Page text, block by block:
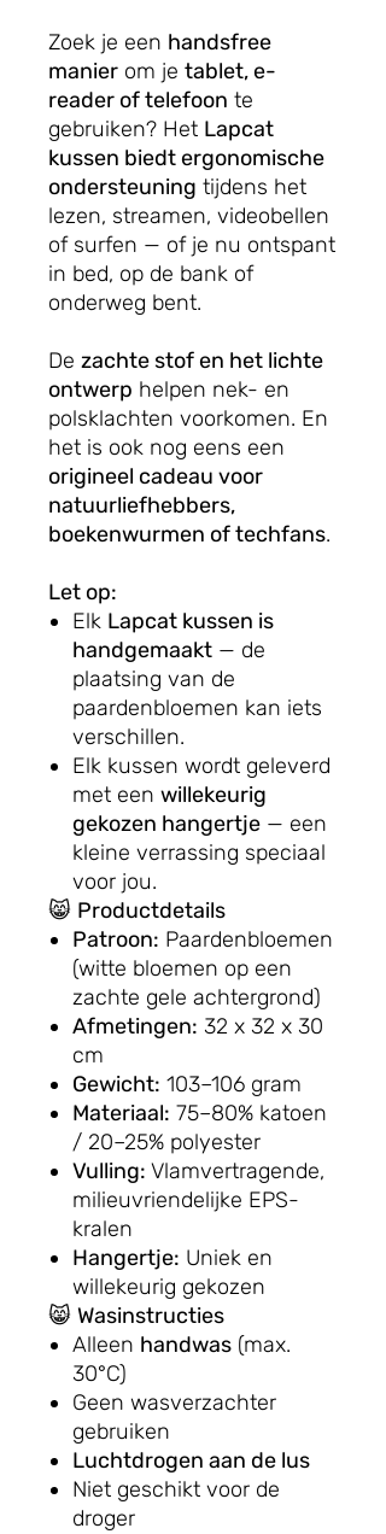
Zoek je een handsfree
manier om je tablet, e-
reader of telefoon te
gebruiken? Het Lapcat
kussen biedt ergonomische
ondersteuning tijdens het
lezen, streamen, videobellen
of surfen — of je nu ontspant
in bed, op de bank of
onderweg bent.
De zachte stof en het lichte
ontwerp helpen nek- en
polsklachten voorkomen. En
het is ook nog eens een
origineel cadeau voor
natuurliefhebbers,
boekenwurmen of techfans.
Let op:
Elk Lapcat kussen is
handgemaakt — de
plaatsing van de
paardenbloemen kan iets
verschillen.
Elk kussen wordt geleverd
met een willekeurig
gekozen hangertje — een
kleine verrassing speciaal
voor jou.
😸 Productdetails
Patroon: Paardenbloemen
(witte bloemen op een
zachte gele achtergrond)
Afmetingen: 32 x 32 x 30
cm
Gewicht: 103–106 gram
Materiaal: 75–80% katoen
/ 20–25% polyester
Vulling: Vlamvertragende,
milieuvriendelijke EPS-
kralen
Hangertje: Uniek en
willekeurig gekozen
😸 Wasinstructies
Alleen handwas (max.
30°C)
Geen wasverzachter
gebruiken
Luchtdrogen aan de lus
Niet geschikt voor de
droger